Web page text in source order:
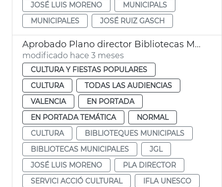
JOSÉ LUIS MORENO
MUNICIPALS
MUNICIPALES
JOSÉ RUIZ GASCH
Aprobado Plano director Bibliotecas Municipales València
modificado hace 3 meses
CULTURA Y FIESTAS POPULARES
CULTURA
TODAS LAS AUDIENCIAS
VALENCIA
EN PORTADA
EN PORTADA TEMÁTICA
NORMAL
CULTURA
BIBLIOTEQUES MUNICIPALS
BIBLIOTECAS MUNICIPALES
JGL
JOSÉ LUIS MORENO
PLA DIRECTOR
SERVICI ACCIÓ CULTURAL
IFLA UNESCO